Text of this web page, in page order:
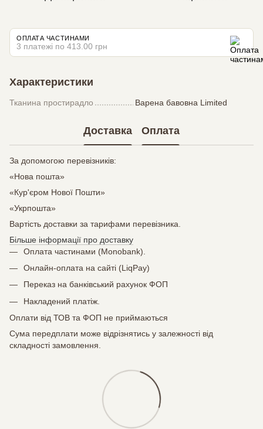
ОПЛАТА ЧАСТИНАМИ
3 платежі по 413.00 грн
Характеристики
Тканина простирадло Варена бавовна Limited
Доставка Оплата
За допомогою перевізників:
«Нова пошта»
«Кур'єром Нової Пошти»
«Укрпошта»
Вартість доставки за тарифами перевізника.
Більше інформації про доставку
Оплата частинами (Monobank).
Онлайн-оплата на сайті (LiqPay)
Переказ на банківський рахунок ФОП
Накладений платіж.
Оплати від ТОВ та ФОП не приймаються
Сума передплати може відрізнятись у залежності від
складності замовлення.